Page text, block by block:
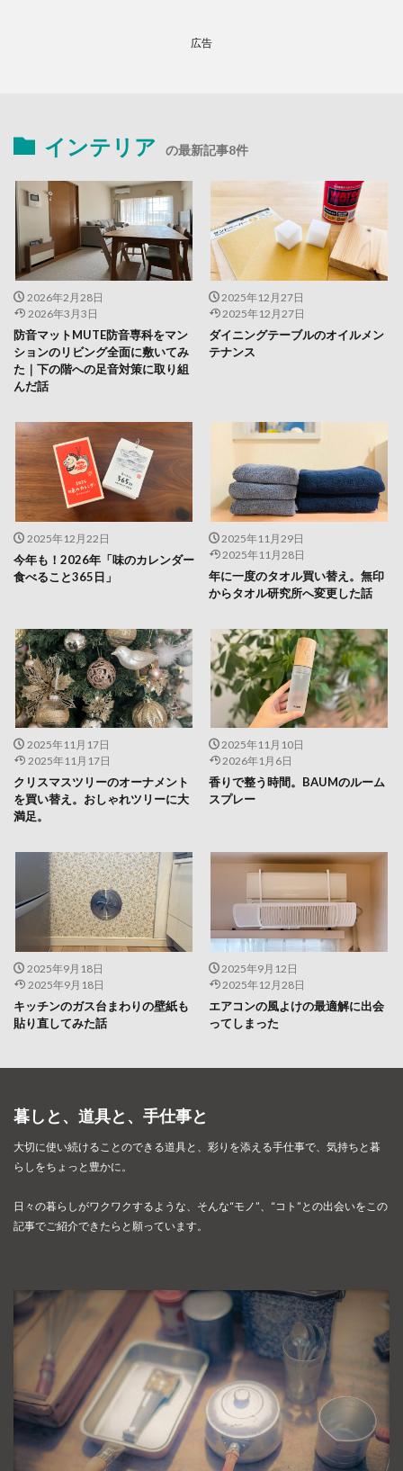
広告
インテリア の最新記事8件
2026年2月28日
2026年3月3日
防音マットMUTE防音専科をマン
ションのリビング全面に敷いてみ
た｜下の階への足音対策に取り組
んだ話
2025年12月27日
2025年12月27日
ダイニングテーブルのオイルメン
テナンス
2025年12月22日
今年も！2026年「味のカレンダー
食べること365日」
2025年11月29日
2025年11月28日
年に一度のタオル買い替え。無印
からタオル研究所へ変更した話
2025年11月17日
2025年11月17日
クリスマスツリーのオーナメント
を買い替え。おしゃれツリーに大
満足。
2025年11月10日
2026年1月6日
香りで整う時間。BAUMのルーム
スプレー
2025年9月18日
2025年9月18日
キッチンのガス台まわりの壁紙も
貼り直してみた話
2025年9月12日
2025年12月28日
エアコンの風よけの最適解に出会
ってしまった
暮しと、道具と、手仕事と
大切に使い続けることのできる道具と、彩りを添える手仕事で、 気持ちと暮
らしをちょっと豊かに。
日々の暮らしがワクワクするような、そんな“モノ”、“コト”との出会いをこの
記事でご紹介できたらと願っています。